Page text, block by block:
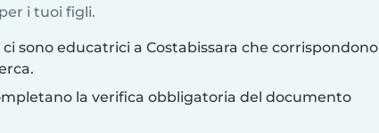
i tuoi figli.
sono educatrici a Costabissara che corrispondono
la verifica obbligatoria del documento